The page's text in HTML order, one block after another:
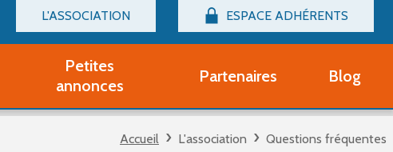
L'ASSOCIATION
Billetterie
Devenir adhérent Groupe Vocal
Devenir adhérent Partenaire
Ouvrir un compte Découverte
ESPACE ADHÉRENTS
Connexion
Petites
annonces
Partitions d'occasion
Partenaires Blog
Accueil L'association Questions fréquentes